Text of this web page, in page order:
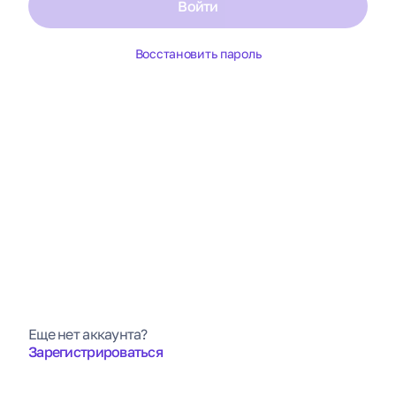
Войти
Восстановить пароль
Еще нет аккаунта?
Зарегистрироваться